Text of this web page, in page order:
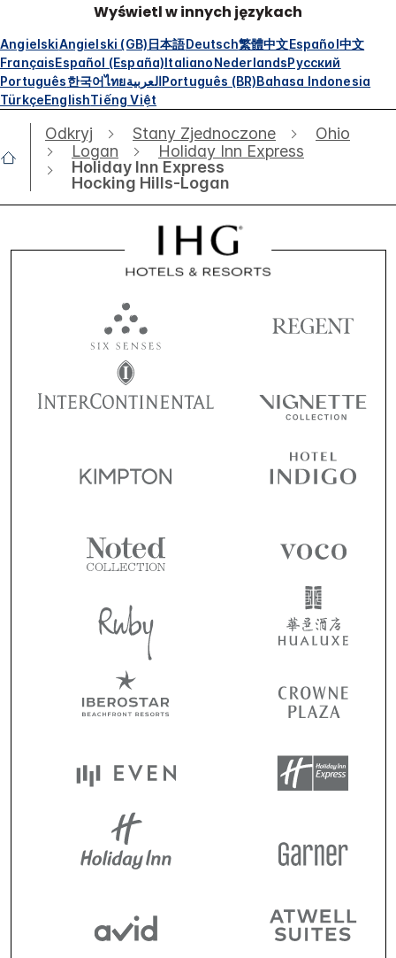
Wyświetl w innych językach
AngielskiAngielski (GB)日本語Deutsch繁體中文Español中文
FrançaisEspañol (España)ItalianoNederlandsРусский
Português한국어ไทยالعربيةPortuguês (BR)Bahasa Indonesia
TürkçeEnglishTiếng Việt
Odkryj Stany Zjednoczone
Ohio
Logan
Holiday Inn Express
Holiday Inn Express
Hocking Hills-Logan